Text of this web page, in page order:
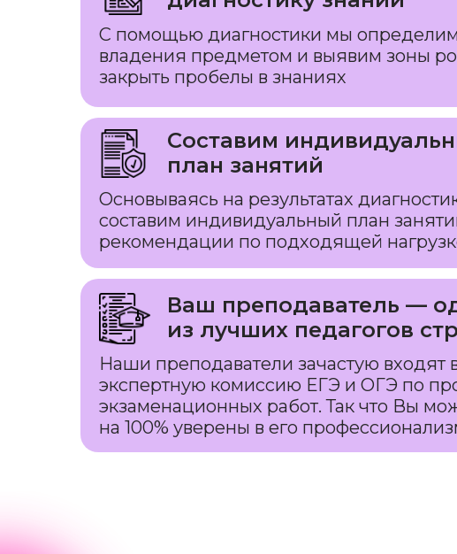
Составим
план занятий
Ваш преподаватель —
из лучших педагогов
С помощью диагностики мы
владения предметом и выявим зоны
закрыть пробелы в знаниях
Основываясь на результатах
составим индивидуальный план
рекомендации по подходящей
Наши преподаватели зачастую входят
экспертную комиссию ЕГЭ и ОГЭ по
экзаменационных работ. Так что Вы
на 100% уверены в его